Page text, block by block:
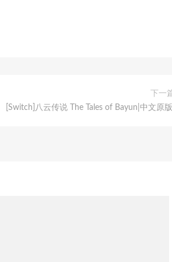
下一
[Switch]八云传说 The Tales of Bayun|中文原